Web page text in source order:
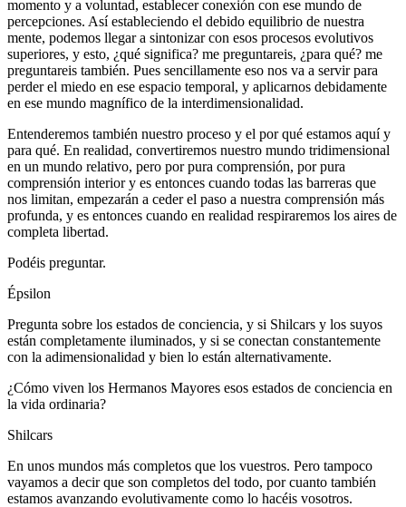
momento y a voluntad, establecer conexión con ese mundo de
percepciones. Así estableciendo el debido equilibrio de nuestra
mente, podemos llegar a sintonizar con esos procesos evolutivos
superiores, y esto, ¿qué significa? me preguntareis, ¿para qué? me
preguntareis también. Pues sencillamente eso nos va a servir para
perder el miedo en ese espacio temporal, y aplicarnos debidamente
en ese mundo magnífico de la interdimensionalidad.
Entenderemos también nuestro proceso y el por qué estamos aquí y
para qué. En realidad, convertiremos nuestro mundo tridimensional
en un mundo relativo, pero por pura comprensión, por pura
comprensión interior y es entonces cuando todas las barreras que
nos limitan, empezarán a ceder el paso a nuestra comprensión más
profunda, y es entonces cuando en realidad respiraremos los aires de
completa libertad.
Podéis preguntar.
Épsilon
Pregunta sobre los estados de conciencia, y si Shilcars y los suyos
están completamente iluminados, y si se conectan constantemente
con la adimensionalidad y bien lo están alternativamente.
¿Cómo viven los Hermanos Mayores esos estados de conciencia en
la vida ordinaria?
Shilcars
En unos mundos más completos que los vuestros. Pero tampoco
vayamos a decir que son completos del todo, por cuanto también
estamos avanzando evolutivamente como lo hacéis vosotros.